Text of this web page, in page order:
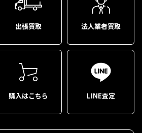
出張買取 法人業者買取
購入はこちら LINE査定